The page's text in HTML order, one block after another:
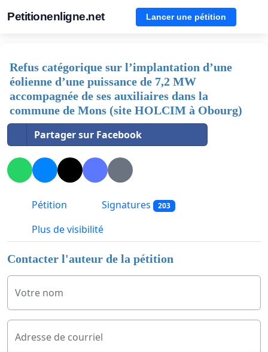
Petitionenligne.net Lancer une pétition
Refus catégorique sur l’implantation d’une
éolienne d’une puissance de 7,2 MW
accompagnée de ses auxiliaires dans la
commune de Mons (site HOLCIM à Obourg)
Partager sur Facebook
Pétition Signatures 203
Plus de visibilité
Contacter l'auteur de la pétition
Votre nom
Adresse de courriel